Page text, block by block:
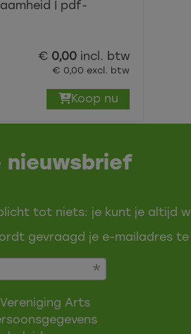
| pdf-
€ 0,00 incl. btw
€ 0,00 excl. btw
Koop nu
nieuwsbrief
tot niets: je kunt je altijd
gevraagd je e-mailadres
Arts